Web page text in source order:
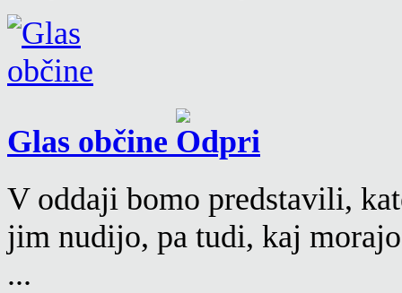
Glas občine
V oddaji bomo predstavili,
jim nudijo, pa tudi, kaj
...